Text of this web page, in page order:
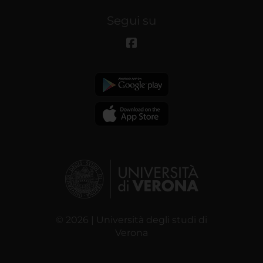
Segui su
© 2026 | Università degli studi di
Verona